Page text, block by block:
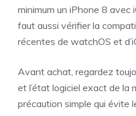
minimum un iPhone 8 avec
faut aussi vérifier la
récentes de watchOS et
Avant achat, regardez
et l’état logiciel exact de la
précaution simple qui évite